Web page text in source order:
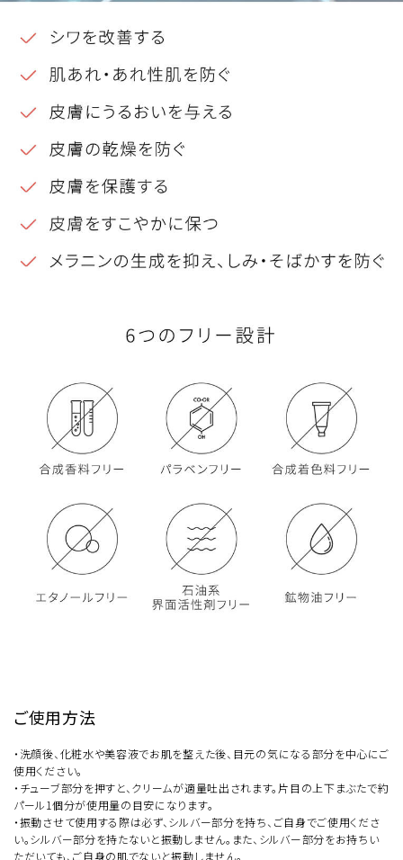
ご使用方法
・洗顔後、化粧水や美容液でお肌を整えた後、目元の気になる部分を中心にご
使用ください。
・チューブ部分を押すと、クリームが適量吐出されます。片目の上下まぶたで約
パール1個分が使用量の目安になります。
・振動させて使用する際は必ず、シルバー部分を持ち、ご自身でご使用くださ
い。シルバー部分を持たないと振動しません。また、シルバー部分をお持ちい
ただいても、ご自身の肌でないと振動しません。